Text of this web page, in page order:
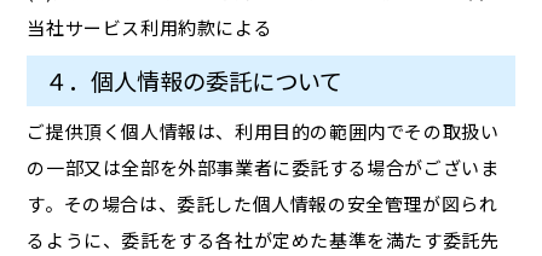
当社サービス利用約款による
４．個人情報の委託について
ご提供頂く個人情報は、利用目的の範囲内でその取扱い
の一部又は全部を外部事業者に委託する場合がございま
す。その場合は、委託した個人情報の安全管理が図られ
るように、委託をする各社が定めた基準を満たす委託先